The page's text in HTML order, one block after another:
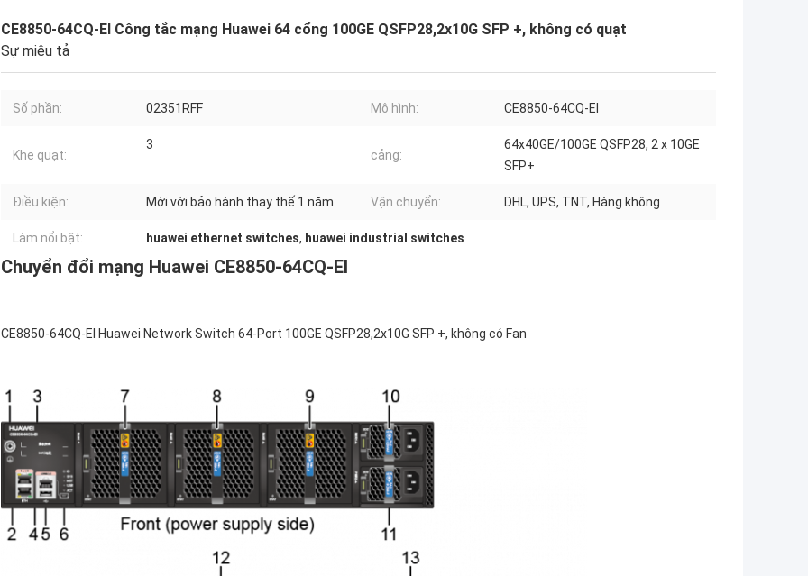
CE8850-64CQ-EI Công tắc mạng Huawei 64 cổng 100GE QSFP28,2x10G SFP +, không có quạt
Sự miêu tả
Số phần: 02351RFF Mô hình: CE8850-64CQ-EI
Khe quạt:
3
cảng:
64x40GE/100GE QSFP28, 2 x 10GE
SFP+
Điều kiện: Mới với bảo hành thay thế 1 năm Vận chuyển: DHL, UPS, TNT, Hàng không
Làm nổi bật: huawei ethernet switches, huawei industrial switches
Chuyển đổi mạng Huawei CE8850-64CQ-EI
CE8850-64CQ-EI Huawei Network Switch 64-Port 100GE QSFP28,2x10G SFP +, không có Fan